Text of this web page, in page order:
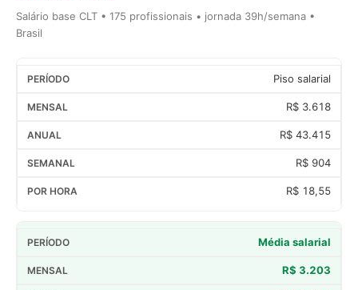
Salário base CLT • 175 profissionais • jornada 39h/semana •
Brasil
Piso salarial
R$ 3.618
R$ 43.415
R$ 904
R$ 18,55
Média salarial
R$ 3.203